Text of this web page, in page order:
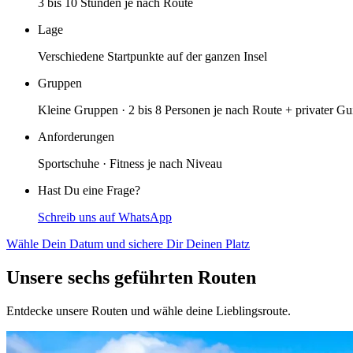
Lage
Verschiedene Startpunkte auf der ganzen Insel
Gruppen
Kleine Gruppen · 2 bis 8 Personen je nach Route + privater
Anforderungen
Sportschuhe · Fitness je nach Niveau
Hast Du eine Frage?
Schreib uns auf WhatsApp
Wähle Dein Datum und sichere Dir Deinen Platz
Unsere sechs geführten Routen
Entdecke unsere Routen und wähle deine Lieblingsroute.